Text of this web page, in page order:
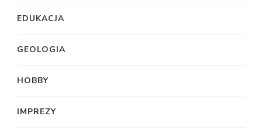
EDUKACJA
GEOLOGIA
HOBBY
IMPREZY